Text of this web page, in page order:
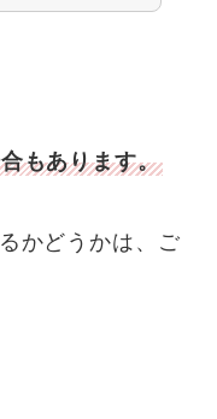
もあります。
かどうかは、ご